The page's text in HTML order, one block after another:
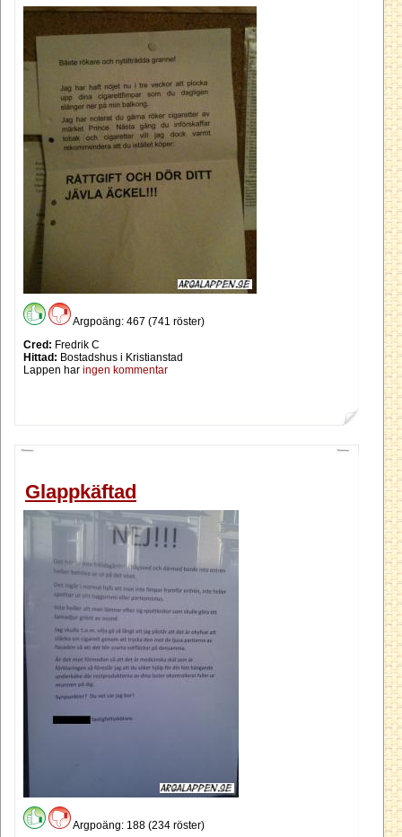
Argpoäng: 467 (741 röster)
Cred: Fredrik C
Hittad: Bostadshus i Kristianstad
Lappen har ingen kommentar
Glappkäftad
Argpoäng: 188 (234 röster)